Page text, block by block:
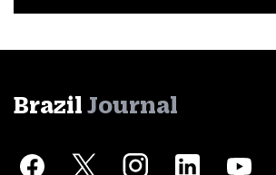
Brazil Journal